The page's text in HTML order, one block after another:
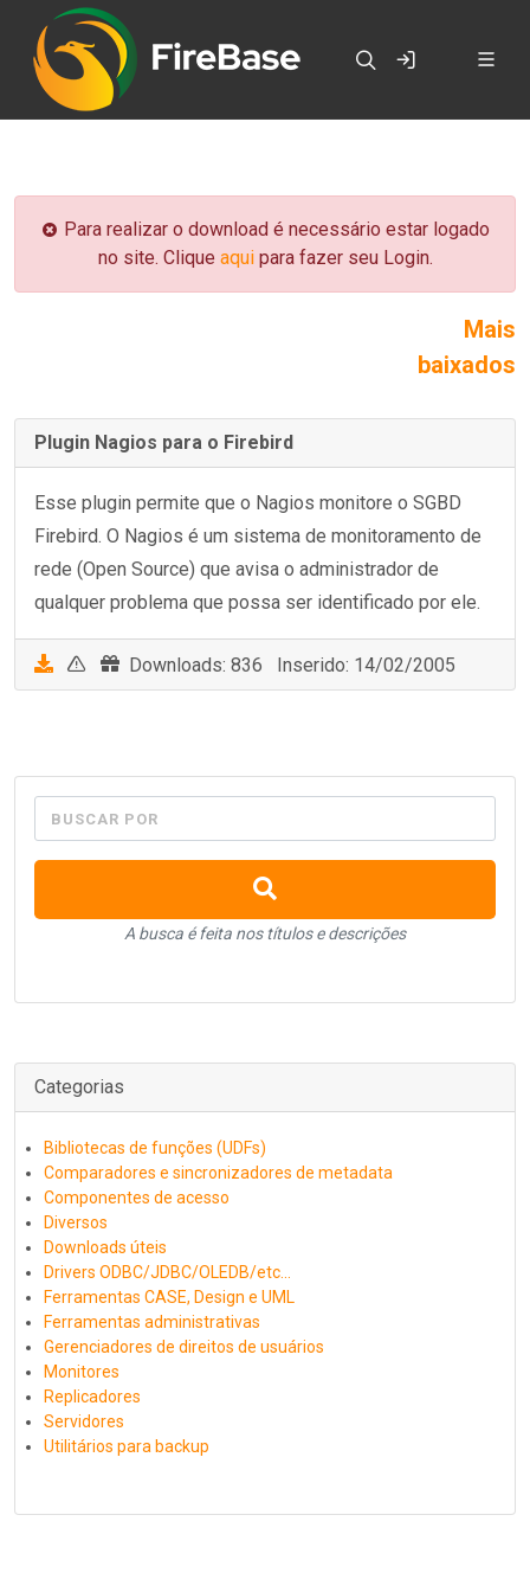
Para realizar o download é necessário estar logado
no site. Clique aquipara fazer seu Login.
Mais
baixados
Plugin Nagios para o Firebird
Esse plugin permite que o Nagios monitore o SGBD
Firebird. O Nagios é um sistema de monitoramento de
rede (Open Source) que avisa o administrador de
qualquer problema que possa ser identificado por ele.
Downloads: 836 Inserido: 14/02/2005
BUSCAR POR
A busca é feita nos títulos e descrições
Categorias
Bibliotecas de funções (UDFs)
Comparadores e sincronizadores de metadata
Componentes de acesso
Diversos
Downloads úteis
Drivers ODBC/JDBC/OLEDB/etc...
Ferramentas CASE, Design e UML
Ferramentas administrativas
Gerenciadores de direitos de usuários
Monitores
Replicadores
Servidores
Utilitários para backup